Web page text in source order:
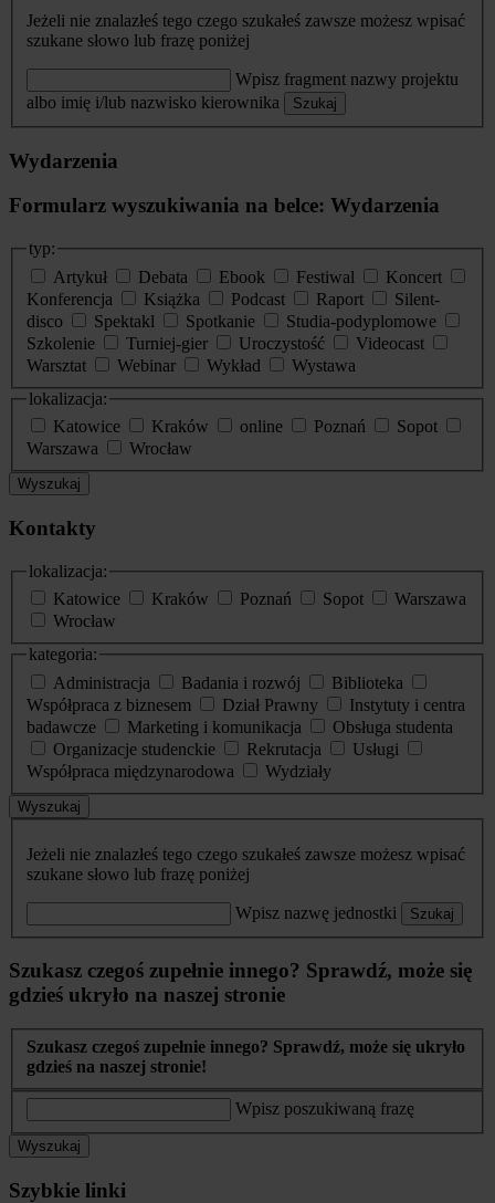
Jeżeli nie znalazłeś tego czego szukałeś zawsze możesz wpisać
szukane słowo lub frazę poniżej
Wpisz fragment nazwy projektu
albo imię i/lub nazwisko kierownika
Szukaj
Wydarzenia
Formularz wyszukiwania na belce: Wydarzenia
typ:
Artykuł
Debata Ebook Festiwal
Koncert
Konferencja
Książka Podcast Raport
Silent-
disco
Spektakl Spotkanie
Studia-podyplomowe
Szkolenie
Turniej-gier Uroczystość
Videocast
Warsztat
Webinar Wykład
Wystawa
lokalizacja:
Katowice
Kraków online Poznań
Sopot
Warszawa
Wrocław
Wyszukaj
Kontakty
lokalizacja:
Katowice
Kraków Poznań Sopot
Warszawa
Wrocław
kategoria:
Administracja
Badania i rozwój
Biblioteka
Współpraca z biznesem
Dział Prawny
Instytuty i centra
badawcze
Marketing i komunikacja
Obsługa studenta
Organizacje studenckie
Rekrutacja
Usługi
Współpraca międzynarodowa
Wydziały
Wyszukaj
Jeżeli nie znalazłeś tego czego szukałeś zawsze możesz wpisać
szukane słowo lub frazę poniżej
Wpisz nazwę jednostki Szukaj
Szukasz czegoś zupełnie innego? Sprawdź, może się
gdzieś ukryło na naszej stronie
Szukasz czegoś zupełnie innego? Sprawdź, może się ukryło
gdzieś na naszej stronie!
Wpisz poszukiwaną frazę
Wyszukaj
Szybkie linki